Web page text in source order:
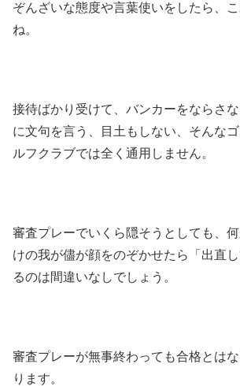
ぞんざいな態度や言葉使いをしたら、
ね。
接待ばかり受けて、バンカーをならさ
に文句を言う、目土もしない、そんな
ルフクラブでは全く通用しません。
審査プレーでいくら隠そうとしても、
けの我が儘が顔をのぞかせたら「出直
るのは間違いなしでしょう。
審査プレーが無事終わっても合格とは
ります。